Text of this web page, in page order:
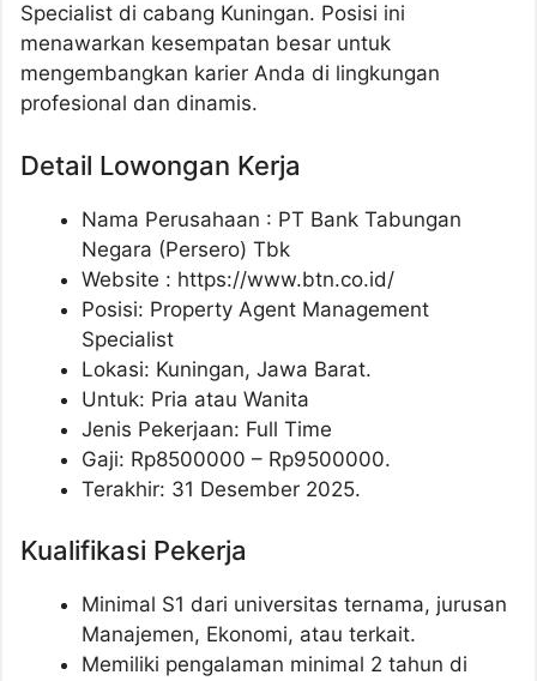
Specialist di cabang Kuningan. Posisi ini
menawarkan kesempatan besar untuk
mengembangkan karier Anda di lingkungan
profesional dan dinamis.
Detail Lowongan Kerja
Nama Perusahaan : PT Bank Tabungan
Negara (Persero) Tbk
Website : https://www.btn.co.id/
Posisi: Property Agent Management
Specialist
Lokasi: Kuningan, Jawa Barat.
Untuk: Pria atau Wanita
Jenis Pekerjaan: Full Time
Gaji: Rp8500000 – Rp9500000.
Terakhir: 31 Desember 2025.
Kualifikasi Pekerja
Minimal S1 dari universitas ternama, jurusan
Manajemen, Ekonomi, atau terkait.
Memiliki pengalaman minimal 2 tahun di